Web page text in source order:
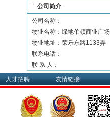
公司简介
公司名称：
物业名称：绿地伯顿商业广场
物业地址：荣乐东路1133弄
联系电话：
联 系 人：
人才招聘 友情链接